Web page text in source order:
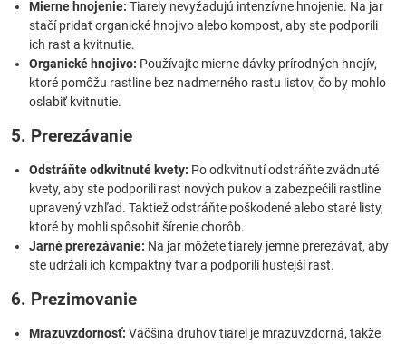
Mierne hnojenie: Tiarely nevyžadujú intenzívne hnojenie. Na jar
stačí pridať organické hnojivo alebo kompost, aby ste podporili
ich rast a kvitnutie.
Organické hnojivo: Používajte mierne dávky prírodných hnojív,
ktoré pomôžu rastline bez nadmerného rastu listov, čo by mohlo
oslabiť kvitnutie.
5. Prerezávanie
Odstráňte odkvitnuté kvety: Po odkvitnutí odstráňte zvädnuté
kvety, aby ste podporili rast nových pukov a zabezpečili rastline
upravený vzhľad. Taktiež odstráňte poškodené alebo staré listy,
ktoré by mohli spôsobiť šírenie chorôb.
Jarné prerezávanie: Na jar môžete tiarely jemne prerezávať, aby
ste udržali ich kompaktný tvar a podporili hustejší rast.
6. Prezimovanie
Mrazuvzdornosť: Väčšina druhov tiarel je mrazuvzdorná, takže